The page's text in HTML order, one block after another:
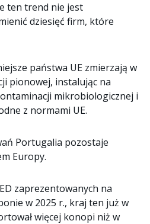
ten trend nie jest
dziesięć firm, które
państwa UE zmierzają w
pionowej, instalując na
mikrobiologicznej i
z normami UE.
Portugalia pozostaje
Europy.
zaprezentowanych na
w 2025 r., kraj ten już w
więcej konopi niż w